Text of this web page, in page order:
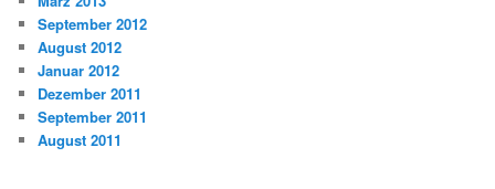
September 2012
August 2012
Januar 2012
Dezember 2011
September 2011
August 2011